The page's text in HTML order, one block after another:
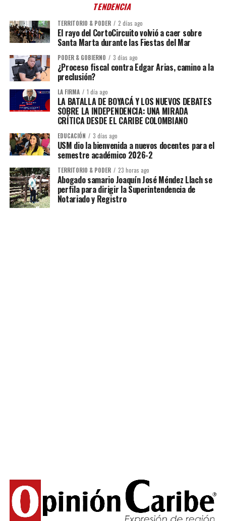
TENDENCIA
TERRITORIO & PODER 2 días ago
El rayo del CortoCircuito volvió a caer sobre
Santa Marta durante las Fiestas del Mar
PODER & GOBIERNO 3 días ago
¿Proceso fiscal contra Edgar Arias, camino a la
preclusión?
LA FIRMA 1 día ago
LA BATALLA DE BOYACÁ Y LOS NUEVOS DEBATES
SOBRE LA INDEPENDENCIA: UNA MIRADA
CRÍTICA DESDE EL CARIBE COLOMBIANO
EDUCACIÓN 3 días ago
USM dio la bienvenida a nuevos docentes para el
semestre académico 2026-2
TERRITORIO & PODER 23 horas ago
Abogado samario Joaquín José Méndez Llach se
perfila para dirigir la Superintendencia de
Notariado y Registro